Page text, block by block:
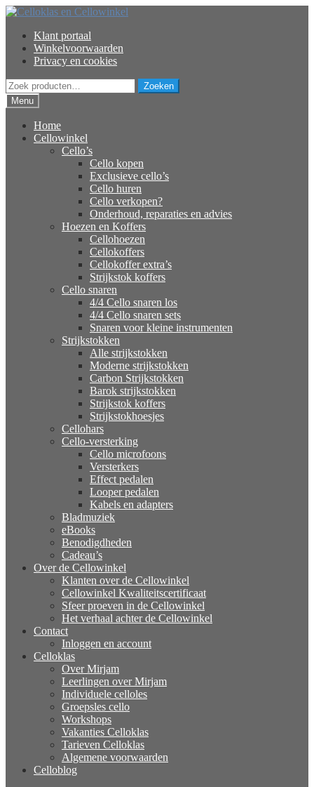
Ga
naar
navigatie
Ga
inhoud
Klant portaal
Winkelvoorwaarden
Privacy en cookies
Zoeken
naar:
Zoeken
Menu
Home
Cellowinkel
Cello’s
Cello kopen
Exclusieve cello’s
Cello huren
Cello verkopen?
Onderhoud, reparaties en advies
Hoezen en Koffers
Cellohoezen
Cellokoffers
Cellokoffer extra’s
Strijkstok koffers
Cello snaren
4/4 Cello snaren los
4/4 Cello snaren sets
Snaren voor kleine instrumenten
Strijkstokken
Alle strijkstokken
Moderne strijkstokken
Carbon Strijkstokken
Barok strijkstokken
Strijkstok koffers
Strijkstokhoesjes
Cellohars
Cello-versterking
Cello microfoons
Versterkers
Effect pedalen
Looper pedalen
Kabels en adapters
Bladmuziek
eBooks
Benodigdheden
Cadeau’s
Over de Cellowinkel
Klanten over de Cellowinkel
Cellowinkel Kwaliteitscertificaat
Sfeer proeven in de Cellowinkel
Het verhaal achter de Cellowinkel
Contact
Inloggen en account
Celloklas
Over Mirjam
Leerlingen over Mirjam
Individuele celloles
Groepsles cello
Workshops
Vakanties Celloklas
Tarieven Celloklas
Algemene voorwaarden
Celloblog